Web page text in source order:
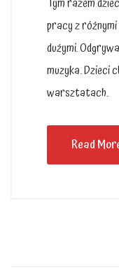
pracy z różnymi
dużymi.
muzyka. Dzieci
warsztatach.
Read